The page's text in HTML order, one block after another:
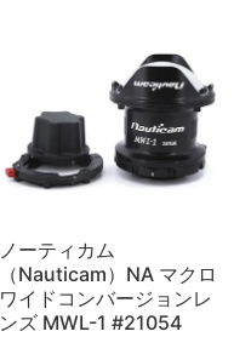
ノーティカム
（Nauticam）NA マクロ
ワイドコンバージョンレ
ンズ MWL-1 #21054